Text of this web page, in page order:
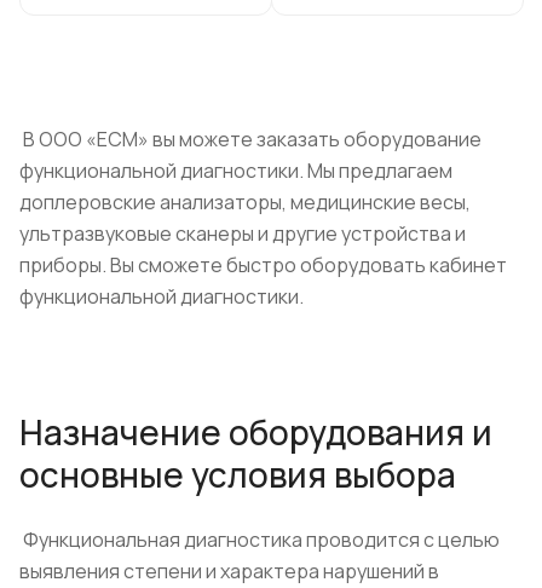
В ООО «ЕСМ» вы можете заказать оборудование
функциональной диагностики. Мы предлагаем
доплеровские анализаторы, медицинские весы,
ультразвуковые сканеры и другие устройства и
приборы. Вы сможете быстро оборудовать кабинет
функциональной диагностики.
Назначение оборудования и
основные условия выбора
Функциональная диагностика проводится с целью
выявления степени и характера нарушений в